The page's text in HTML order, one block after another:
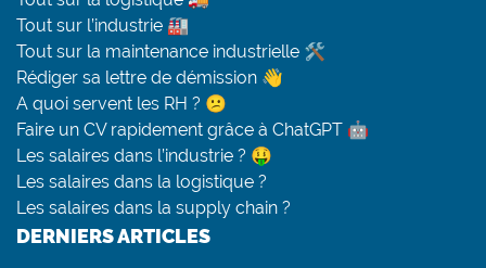
Tout sur l’industrie 🏭
Tout sur la maintenance industrielle 🛠
Rédiger sa lettre de démission 👋
A quoi servent les RH ? 😕
Faire un CV rapidement grâce à ChatGPT 🤖
Les salaires dans l’industrie ? 🤑
Les salaires dans la logistique ?
Les salaires dans la supply chain ?
DERNIERS ARTICLES